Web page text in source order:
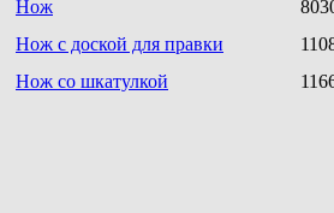
Нож
Нож с доской для правки
Нож со шкатулкой